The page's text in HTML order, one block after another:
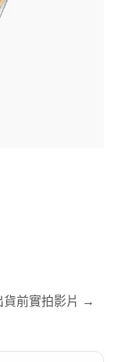
前實拍影片 →